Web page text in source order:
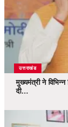
उत्तराखंड
मुख्यमंत्री ने
दी…